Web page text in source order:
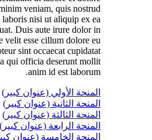
veniam, quis nostrud
nisi ut aliquip ex ea
Duis aute irure dolor in
velit esse cillum dolore eu
sint occaecat cupidatat
qui officia deserunt mollit
anim id est laborum.
المنحة الأولي (عنوان كبير)
المنحة الثانية (عنوان كبير)
المنحة الثالثة (عنوان كبير)
المنحة الرابعة (عنوان كبير)
المنحة الخامسة (عنوان